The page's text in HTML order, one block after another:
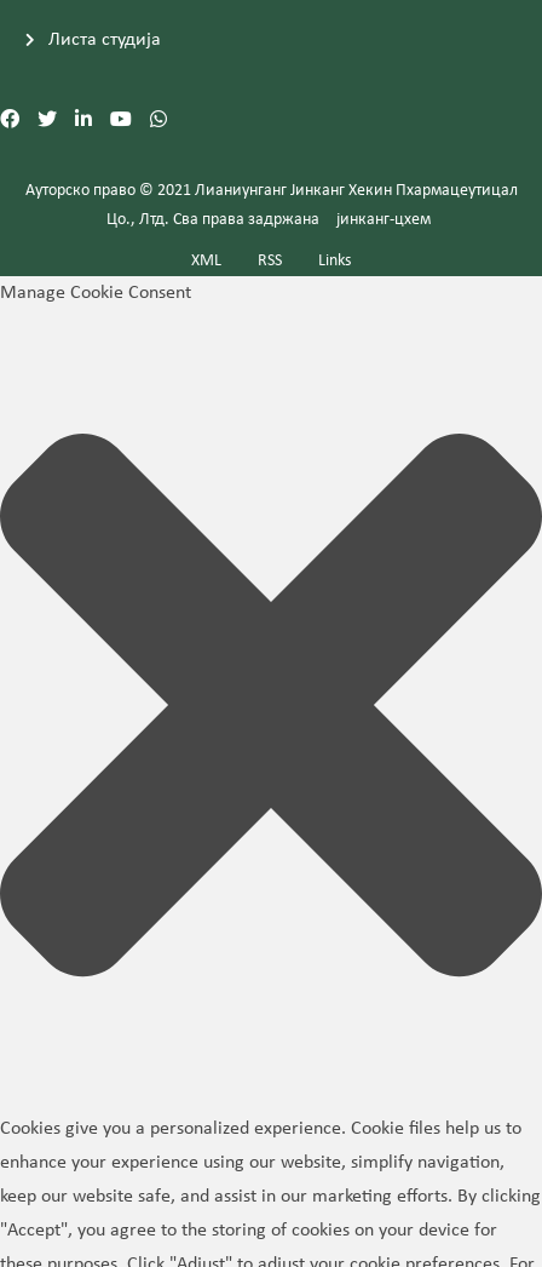
Листа студија
Ауторско право © 2021 Лианиунганг Јинканг Хекин Пхармацеутицал
Цо., Лтд. Сва права задржана
јинканг-цхем
XML RSS Links
Manage Cookie Consent
Cookies give you a personalized experience. Cookie files help us to
enhance your experience using our website, simplify navigation,
keep our website safe, and assist in our marketing efforts. By clicking
"Accept", you agree to the storing of cookies on your device for